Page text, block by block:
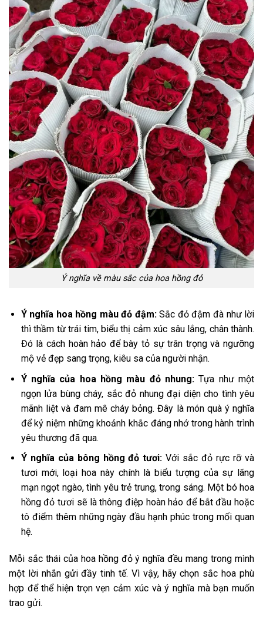
Ý nghĩa về màu sắc của hoa hồng đỏ
Ý nghĩa hoa hồng màu đỏ đậm:Sắc đỏ đậm đà như lời
thì thầm từ trái tim, biểu thị cảm xúc sâu lắng, chân thành.
Đó là cách hoàn hảo để bày tỏ sự trân trọng và ngưỡng
mộ vẻ đẹp sang trọng, kiêu sa của người nhận.
Ý nghĩa của hoa hồng màu đỏnhung: Tựa như một
ngọn lửa bùng cháy, sắc đỏ nhung đại diện cho tình yêu
mãnh liệt và đam mê cháy bỏng. Đây là món quà ý nghĩa
để kỷ niệm những khoảnh khắc đáng nhớ trong hành trình
yêu thương đã qua.
Ý nghĩa của bông hồng đỏ tươi: Với sắc đỏ rực rỡ và
tươi mới, loại hoa này chính là biểu tượng của sự lãng
mạn ngọt ngào, tình yêu trẻ trung, trong sáng. Một bó hoa
hồng đỏ tươi sẽ là thông điệp hoàn hảo để bắt đầu hoặc
tô điểm thêm những ngày đầu hạnh phúc trong mối quan
hệ.
Mỗi sắc thái của hoa hồng đỏ ý nghĩa đều mang trong mình
một lời nhắn gửi đầy tinh tế. Vì vậy, hãy chọn sắc hoa phù
hợp để thể hiện trọn vẹn cảm xúc và ý nghĩa mà bạn muốn
trao gửi.